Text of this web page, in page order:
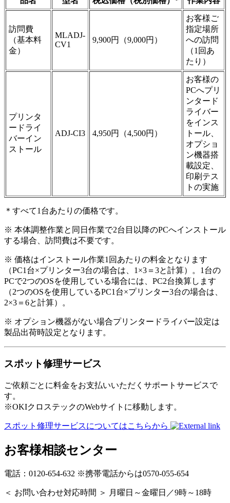
訪問費
（基本料
金）
MLADJ-
CV1
9,900円（9,000円）
お客様ご
指定場所
への訪問
（1回あ
たり）
プリンタ
ードライ
バーイン
ストール
ADJ-CI3 4,950円（4,500円）
お客様の
PCへプリ
ンタード
ライバー
をインス
トール、
オプショ
ン機器搭
載設定、
印刷テス
トの実施
＊すべて1台あたりの価格です。
※ 本体調整作業と同日作業で2台目以降のPCへインストール
する場合、訪問費は不要です。
※ 価格はインストール作業1回あたりの料金となります
（PC1台×プリンター3台の場合は、1×3＝3と計算）。1台の
PCで2つのOSを使用している場合には、PC2台換算します
（2つのOSを使用しているPC1台×プリンター3台の場合は、
2×3＝6と計算）。
※ オプション機器がない場合プリンタードライバー設定は
製品出荷時設定となります。
スポット修理サービス
ご依頼ごとに料金をお支払いいただくサポートサービスで
す。
※OKIクロステックのWebサイトに移動します。
スポット修理サービスについてはこちらから
お客様相談センター
電話：0120-654-632 ※携帯電話からは0570-055-654
＜ お問い合わせ対応時間 ＞ 月曜日～金曜日／9時～18時